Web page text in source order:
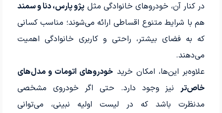
در کنار آن، خودروهای خانوادگی مثل پژو پارس، دنا و سمند
هم با شرایط متنوع اقساطی ارائه می‌شوند؛ مناسب کسانی
که به فضای بیشتر، راحتی و کاربری خانوادگی اهمیت
می‌دهند.
علاوه‌بر این‌ها، امکان خرید خودروهای اتومات و مدل‌های
خاص‌ترنیز وجود دارد. حتی اگر خودروی مشخصی
مدنظرت باشد که در لیست اولیه نبینی، می‌توانی